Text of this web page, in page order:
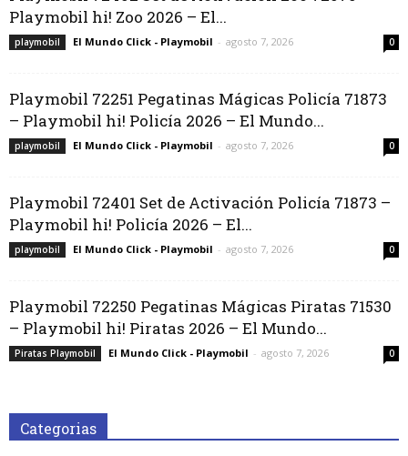
Playmobil hi! Zoo 2026 – El...
playmobil El Mundo Click - Playmobil - agosto 7, 2026 0
Playmobil 72251 Pegatinas Mágicas Policía 71873
– Playmobil hi! Policía 2026 – El Mundo...
playmobil El Mundo Click - Playmobil - agosto 7, 2026 0
Playmobil 72401 Set de Activación Policía 71873 –
Playmobil hi! Policía 2026 – El...
playmobil El Mundo Click - Playmobil - agosto 7, 2026 0
Playmobil 72250 Pegatinas Mágicas Piratas 71530
– Playmobil hi! Piratas 2026 – El Mundo...
Piratas Playmobil El Mundo Click - Playmobil - agosto 7, 2026 0
Categorias